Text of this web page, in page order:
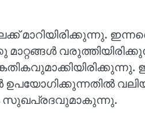
മാറിയിരിക്കുന്നു.
മാറ്റങ്ങൾ
വലിയ
സുഖപ്രദവുമാകുന്നു.